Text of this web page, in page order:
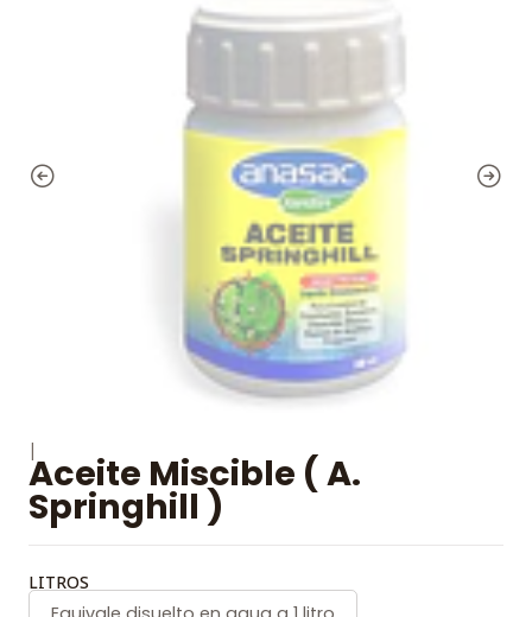
|
Aceite Miscible ( A.
Springhill )
LITROS